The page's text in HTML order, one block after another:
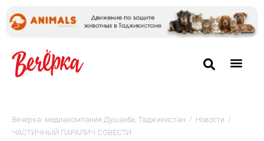
Вечёрка: медиакомпания Душанбе, Таджикистан / Новости /
ЧАСТИЧНЫЙ ПАРАЛИЧ СОВЕСТИ